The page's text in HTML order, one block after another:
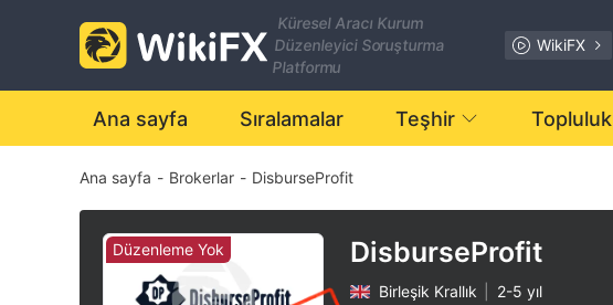
Küresel Aracı Kurum
Düzenleyici Soruşturma
Platformu
WikiFX
Ana sayfa Sıralamalar Teşhir Topluluk
Ana sayfa - Brokerlar - DisburseProfit
Düzenleme Yok
0
1
2
3
0
1
DisburseProfit
Birleşik Krallık
2-5 yıl